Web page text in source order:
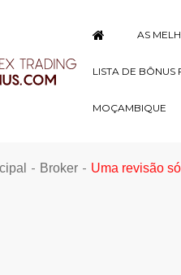
AS
LISTA DE BÔNUS
MOÇAMBIQUE
- Broker - Uma revisão